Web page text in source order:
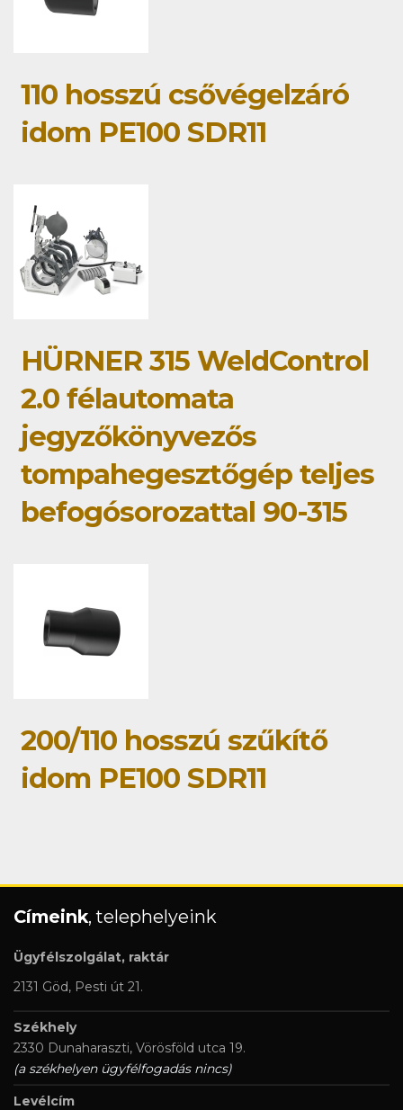
110 hosszú csővégelzáró
idom PE100 SDR11
HÜRNER 315 WeldControl
2.0 félautomata
jegyzőkönyvezős
tompahegesztőgép teljes
befogósorozattal 90-315
200/110 hosszú szűkítő
idom PE100 SDR11
Címeink, telephelyeink
Ügyfélszolgálat, raktár
2131 Göd, Pesti út 21.
Székhely
2330 Dunaharaszti, Vörösföld utca 19.
(a székhelyen ügyfélfogadás nincs)
Levélcím